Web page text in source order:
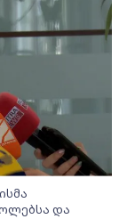
და